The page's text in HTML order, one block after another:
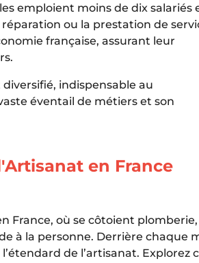
emploient moins de dix salariés
ou la prestation de
française, assurant leur
indispensable au
éventail de métiers et son
en France
France, où se côtoient plomberie,
à la personne. Derrière chaque
de l’artisanat. Explorez